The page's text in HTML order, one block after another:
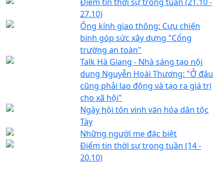
Điểm tin thời sự trong tuần (21.10 -
27.10)
Ống kính giao thông: Cựu chiến
binh góp sức xây dựng "Cổng
trường an toàn"
Talk Hà Giang - Nhà sáng tạo nội
dung Nguyễn Hoài Thương: "Ở đâu
cũng phải lao động và tạo ra giá trị
cho xã hội"
Ngày hội tôn vinh văn hóa dân tộc
Tày
Những người mẹ đặc biệt
Điểm tin thời sự trong tuần (14 -
20.10)